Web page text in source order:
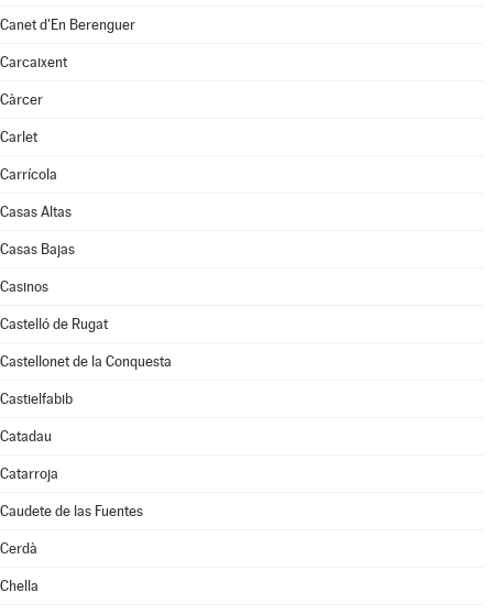
Canet d'En Berenguer
Carcaixent
Càrcer
Carlet
Carrícola
Casas Altas
Casas Bajas
Casinos
Castelló de Rugat
Castellonet de la Conquesta
Castielfabib
Catadau
Catarroja
Caudete de las Fuentes
Cerdà
Chella